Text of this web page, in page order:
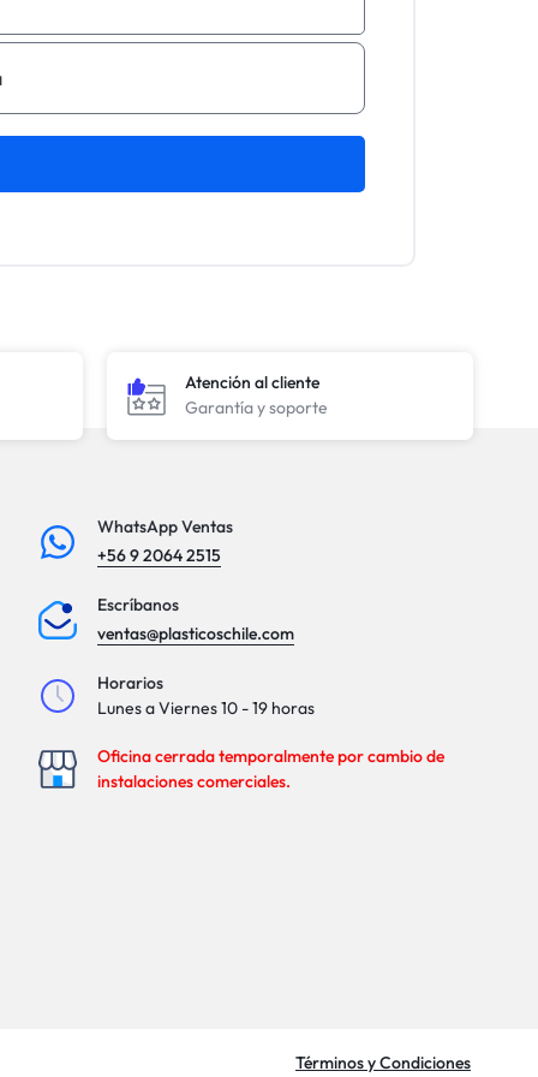
Atención al cliente
Garantía y soporte
WhatsApp Ventas
+56 9 2064 2515
Escríbanos
ventas@plasticoschile.com
Horarios
Lunes a Viernes 10 - 19 horas
Oficina cerrada temporalmente por cambio de
instalaciones comerciales.
Términos y Condiciones